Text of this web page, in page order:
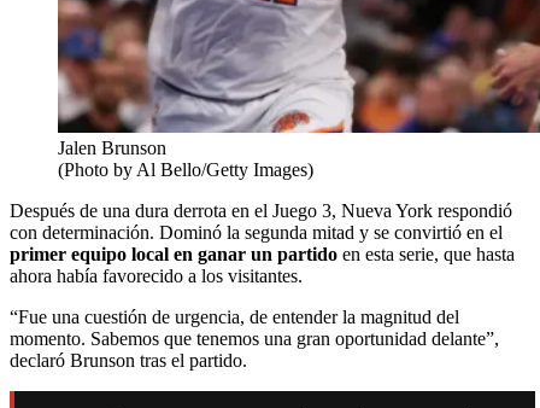
Jalen Brunson
(Photo by Al Bello/Getty Images)
Después de una dura derrota en el Juego 3, Nueva York respondió
con determinación. Dominó la segunda mitad y se convirtió en el
primer equipo local en ganar un partido en esta serie, que hasta
ahora había favorecido a los visitantes.
“Fue una cuestión de urgencia, de entender la magnitud del
momento. Sabemos que tenemos una gran oportunidad delante”,
declaró Brunson tras el partido.